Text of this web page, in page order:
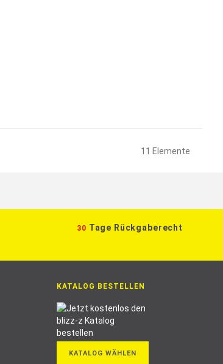
11 Elemente
30 Tage Rückgaberecht
KATALOG BESTELLEN
KATALOG WÄHLEN